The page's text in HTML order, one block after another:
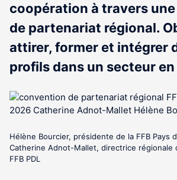
coopération à travers
de partenariat régional.
attirer, former et intégrer
profils dans un secteur
Hélène Bourcier, présidente de la FFB Pays
Catherine Adnot-Mallet, directrice régionale
FFB PDL